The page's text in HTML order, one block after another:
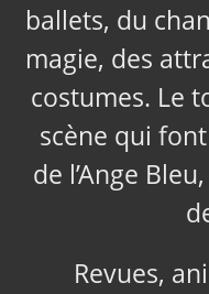
ballets, du
magie, des
costumes. Le
scène qui
de l’Ange
Revues,